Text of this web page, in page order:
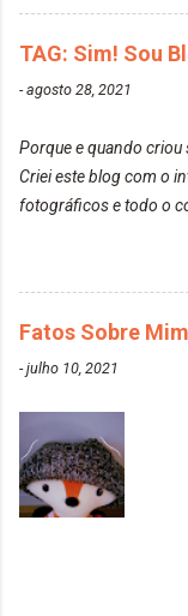
elas
de
meu
de
Ozzy
em
TAG: Sim! Sou
-agosto 28, 2021
Porque e quando criou
Criei este blog com o
fotográficos e todo o
vida de Blogueira?
Qual a parte chata da
embora... O que tem
sendo reconhecido.
além daquilo que
tempo? Vejo como
tudo para ele. Quais
o Drilly Design e
Carol "Magic Days".
leitoras? Claro. Seu
Fatos Sobre
-julho 10, 2021